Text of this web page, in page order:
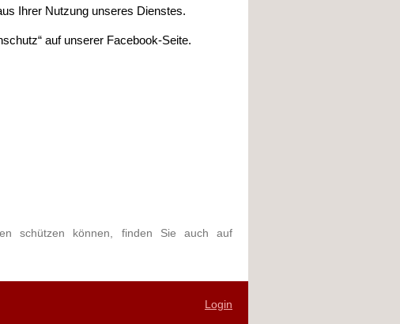
Ihrer Nutzung unseres Dienstes.
auf unserer Facebook-Seite.
schützen können, finden Sie auch auf
Login